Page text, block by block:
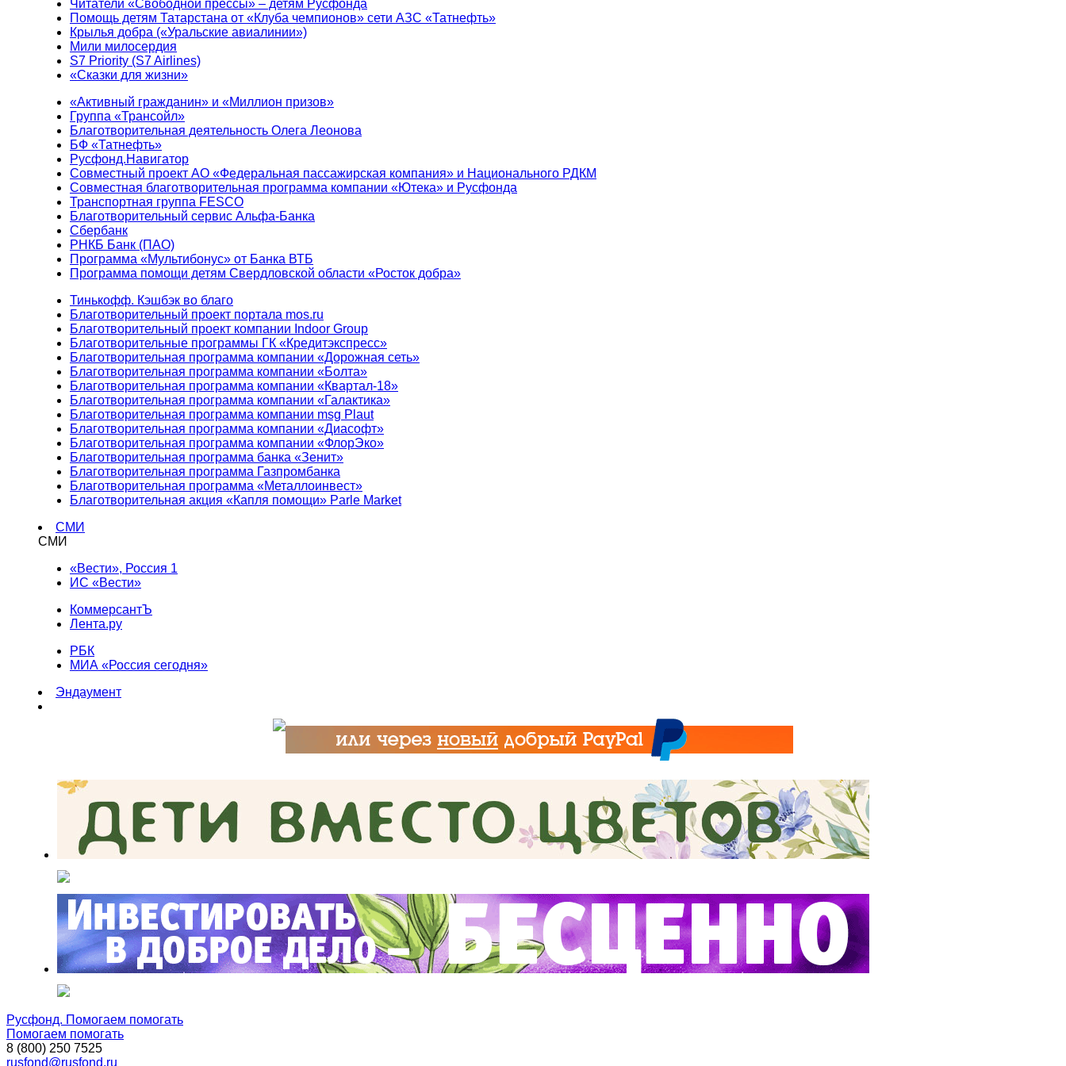
Читатели «Свободной прессы» – детям Русфонда
Помощь детям Татарстана от «Клуба чемпионов» сети АЗС «Татнефть»
Крылья добра («Уральские авиалинии»)
Мили милосердия
S7 Priority (S7 Airlines)
«Сказки для жизни»
«Активный гражданин» и «Миллион призов»
Группа «Трансойл»
Благотворительная деятельность Олега Леонова
БФ «Татнефть»
Русфонд.Навигатор
Совместный проект АО «Федеральная пассажирская компания» и Национального РДКМ
Совместная благотворительная программа компании «Ютека» и Русфонда
Транспортная группа FESCO
Благотворительный сервис Альфа-Банка
Сбербанк
РНКБ Банк (ПАО)
Программа «Мультибонус» от Банка ВТБ
Программа помощи детям Свердловской области «Росток добра»
Тинькофф. Кэшбэк во благо
Благотворительный проект портала mos.ru
Благотворительный проект компании Indoor Group
Благотворительные программы ГК «Кредитэкспресс»
Благотворительная программа компании «Дорожная сеть»
Благотворительная программа компании «Болта»
Благотворительная программа компании «Квартал-18»
Благотворительная программа компании «Галактика»
Благотворительная программа компании msg Plaut
Благотворительная программа компании «Диасофт»
Благотворительная программа компании «ФлорЭко»
Благотворительная программа банка «Зенит»
Благотворительная программа Газпромбанка
Благотворительная программа «Металлоинвест»
Благотворительная акция «Капля помощи» Parle Market
СМИ
СМИ
«Вести», Россия 1
ИС «Вести»
КоммерсантЪ
Лента.ру
РБК
МИА «Россия сегодня»
Эндаумент
Русфонд. Помогаем помогать
Помогаем помогать
8 (800) 250 7525
rusfond@rusfond.ru